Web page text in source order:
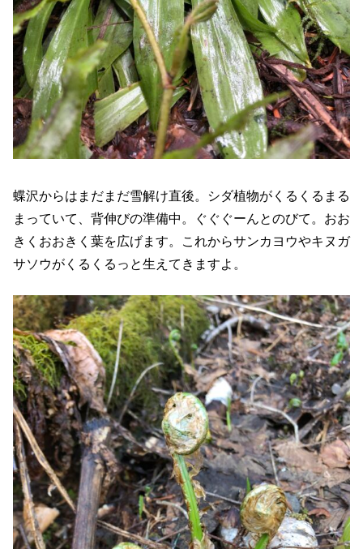
蝶沢からはまだまだ雪解け直後。シダ植物がくるくるまる
まっていて、背伸びの準備中。ぐぐぐーんとのびて。おお
きくおおきく葉を広げます。これからサンカヨウやキヌガ
サソウがくるくるっと生えてきますよ。